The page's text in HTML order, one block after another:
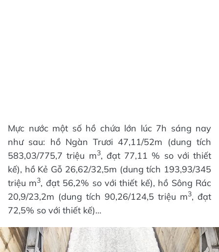
Mực nước một số hồ chứa lớn lúc 7h sáng nay
như sau: hồ Ngàn Trươi 47,11/52m (dung tích
583,03/775,7 triệu m3, đạt 77,11 % so với thiết
kế), hồ Kẻ Gỗ 26,62/32,5m (dung tích 193,93/345
triệu m3, đạt 56,2% so với thiết kế), hồ Sông Rác
20,9/23,2m (dung tích 90,26/124,5 triệu m3, đạt
72,5% so với thiết kế)…